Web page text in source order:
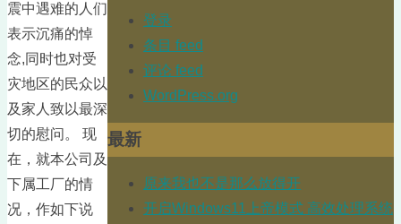
震中遇难的人们
表示沉痛的悼
念,同时也对受
灾地区的民众以
及家人致以最深
切的慰问。 现
在，就本公司及
下属工厂的情
况，作如下说
登录
条目 feed
评论 feed
WordPress.org
最新
原来我也不是那么放得开
开启Windows11上帝模式 高效处理系统